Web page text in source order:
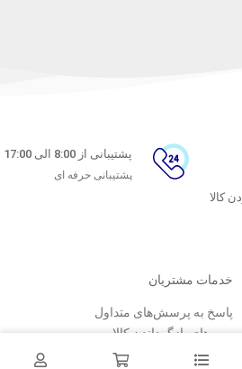
پشتیبانی از 8:00 الی 17:00
پشتیبانی حرفه ای
کالا
خدمات مشتریان
پاسخ به پرسش‌های متداول
رویه‌های بازگرداندن کالا
شرایط استفاده